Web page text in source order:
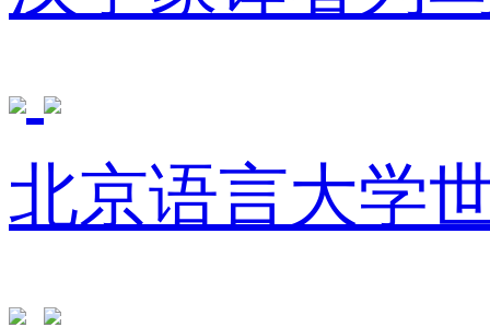
北京语言大学